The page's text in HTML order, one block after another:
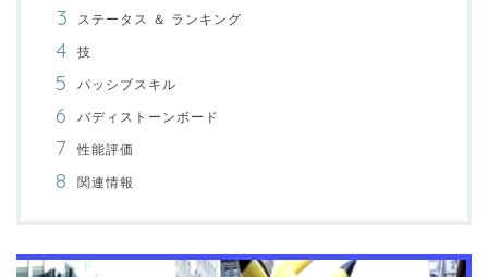
ステータス ＆ ランキング
技
パッシブスキル
バディストーンボード
性能評価
関連情報